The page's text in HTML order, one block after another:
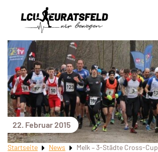
22. Februar 2015
Startseite News Melk – 3-Städte Cross-Cup